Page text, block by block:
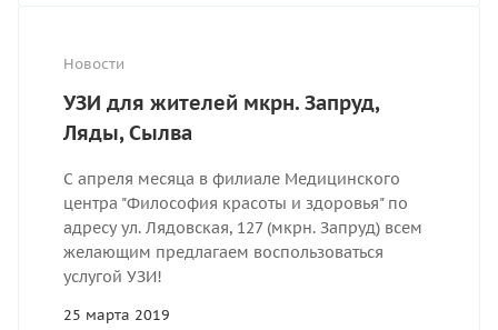
Новости
УЗИ для жителей мкрн. Запруд,
Ляды, Сылва
С апреля месяца в филиале Медицинского
центра "Философия красоты и здоровья" по
адресу ул. Лядовская, 127 (мкрн. Запруд) всем
желающим предлагаем воспользоваться
услугой УЗИ!
25 марта 2019